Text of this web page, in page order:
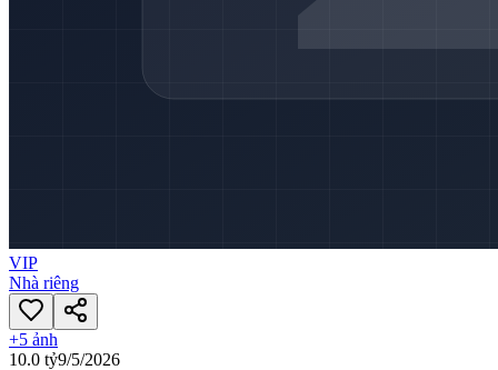
VIP
Nhà riêng
+5 ảnh
10.0 tỷ9/5/2026